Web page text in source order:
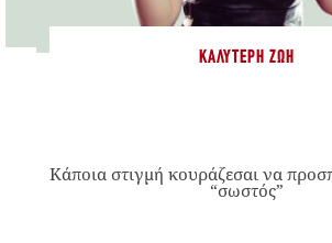
ΚΑΛΎΤΕΡΗ ΖΩΉ
Κάποια στιγμή κουράζεσαι να
“σωστός”